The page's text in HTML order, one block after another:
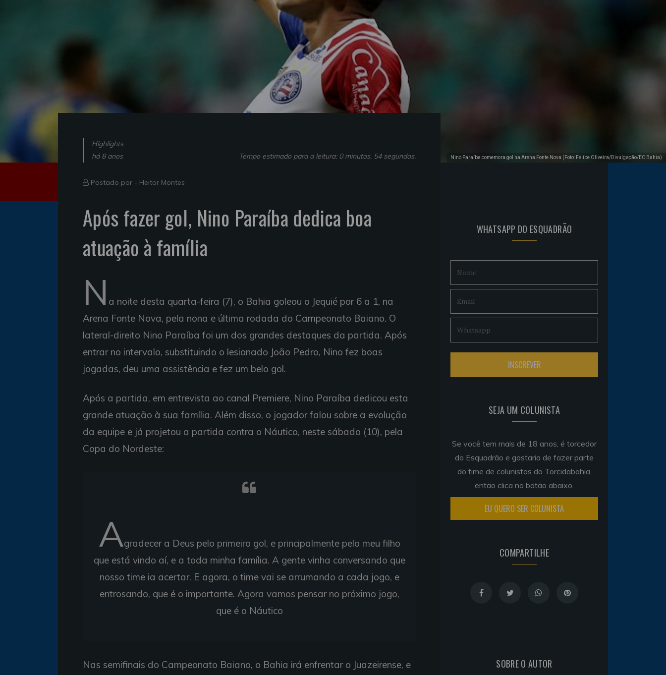
Nino Paraíba comemora gol na Arena Fonte Nova (Foto: Felipe Oliveira/Divulgação/EC Bahia)
Highlights
há 8 anos
Tempo estimado para a leitura: 0 minutos, 54 segundos.
Postado por - Heitor Montes
Após fazer gol, Nino Paraíba dedica boa
atuação à família
N a noite desta quarta-feira (7), o Bahia goleou o Jequié por 6 a 1, na
Arena Fonte Nova, pela nona e última rodada do Campeonato Baiano. O
lateral-direito Nino Paraíba foi um dos grandes destaques da partida. Após
entrar no intervalo, substituindo o lesionado João Pedro, Nino fez boas
jogadas, deu uma assistência e fez um belo gol.
Após a partida, em entrevista ao canal Premiere, Nino Paraíba dedicou esta
grande atuação à sua família. Além disso, o jogador falou sobre a evolução
da equipe e já projetou a partida contra o Náutico, neste sábado (10), pela
Copa do Nordeste:
Agradecer a Deus pelo primeiro gol, e principalmente pelo meu filho
que está vindo aí, e a toda minha família. A gente vinha conversando que
nosso time ia acertar. E agora, o time vai se arrumando a cada jogo, e
entrosando, que é o importante. Agora vamos pensar no próximo jogo,
que é o Náutico
Nas semifinais do Campeonato Baiano, o Bahia irá enfrentar o Juazeirense, e
WHATSAPP DO ESQUADRÃO
SEJA UM COLUNISTA
Se você tem mais de 18 anos, é torcedor
do Esquadrão e gostaria de fazer parte
do time de colunistas do Torcidabahia,
então clica no botão abaixo.
EU QUERO SER COLUNISTA
COMPARTILHE
SOBRE O AUTOR